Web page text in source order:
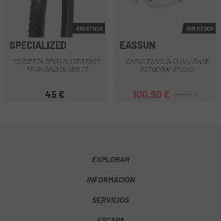
SIN STOCK
SPECIALIZED
CUBIERTA SPECIALIZED FAST
TRAK GRID 29 2BR T7
Precio
45 €
SIN STOCK
EASSUN
GAFAS EASSUN CHALLENGE
FOTOCROMÁTICAS
Precio
100,90 €Precio regular
EXPLORAR
INFORMACIÓN
SERVICIOS